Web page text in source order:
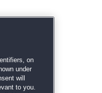
Solitaire
on
under
will
to you.